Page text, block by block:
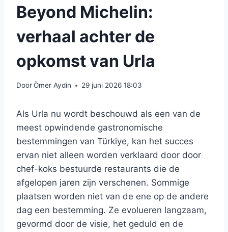
Beyond Michelin:
verhaal achter de
opkomst van Urla
DoorÖmer Aydin 29 juni 2026 18:03
Als Urla nu wordt beschouwd als een van de
meest opwindende gastronomische
bestemmingen van Türkiye, kan het succes
ervan niet alleen worden verklaard door door
chef-koks bestuurde restaurants die de
afgelopen jaren zijn verschenen. Sommige
plaatsen worden niet van de ene op de andere
dag een bestemming. Ze evolueren langzaam,
gevormd door de visie, het geduld en de